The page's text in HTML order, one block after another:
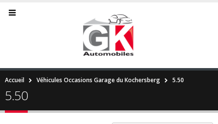
Accueil Véhicules Occasions Garage du Kochersberg 5.50
5.50